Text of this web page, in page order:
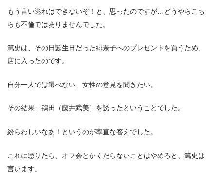
もう言い逃れはできないぞ！と、思ったのですが…どうやらこち
らも不倫ではありませんでした。
篤史は、その日誕生日だった緋奈子へのプレゼントを買うため、
店に入ったのです。
自分一人では選べない、女性の意見を聞きたい。
その結果、鴇田（藤井武美）を誘ったということでした。
紛らわしいなあ！というのが率直な答えでした。
これに懲りたら、オフ会とかくだらないことはやめろと、篤史は
言います。